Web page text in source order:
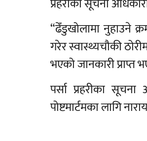
प्रहरीका सूचना
“ढेँडुखोलामा नुहाउने
गरेर स्वास्थ्यचौकी
भएको जानकारी प्राप्त
पर्सा प्रहरीका
पोष्टमार्टमका लागि